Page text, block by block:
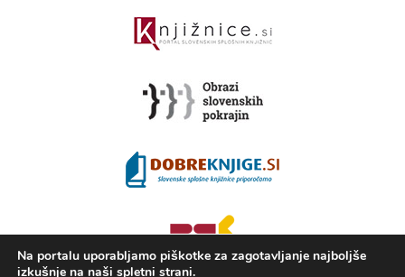
Na portalu uporabljamo piškotke za zagotavljanje najboljše
izkušnje na naši spletni strani.